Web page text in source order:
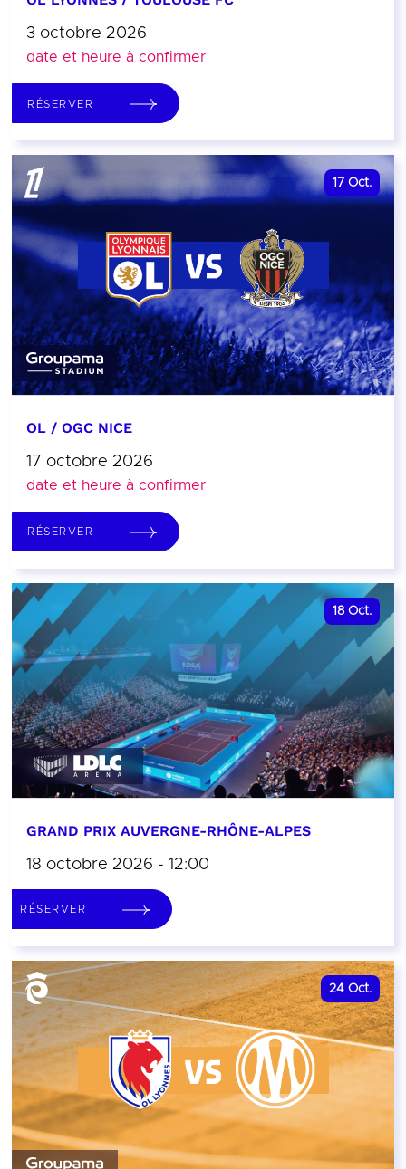
3 octobre 2026
date et heure à confirmer
RÉSERVER
17 Oct.
OL / OGC NICE
17 octobre 2026
date et heure à confirmer
RÉSERVER
18 Oct.
GRAND PRIX AUVERGNE-RHÔNE-ALPES
18 octobre 2026 - 12:00
RÉSERVER
24 Oct.